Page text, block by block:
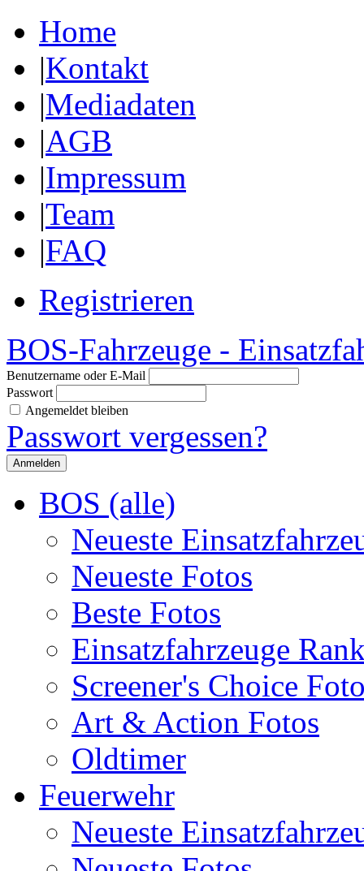
Home
|Kontakt
|Mediadaten
|AGB
|Impressum
|Team
|FAQ
Registrieren
BOS-Fahrzeuge -
Benutzername oder E-Mail
Passwort
Angemeldet bleiben
Passwort vergessen?
BOS (alle)
Neueste
Neueste Fotos
Beste Fotos
Einsatzfahrzeuge
Screener's Choice
Art & Action Fotos
Oldtimer
Feuerwehr
Neueste